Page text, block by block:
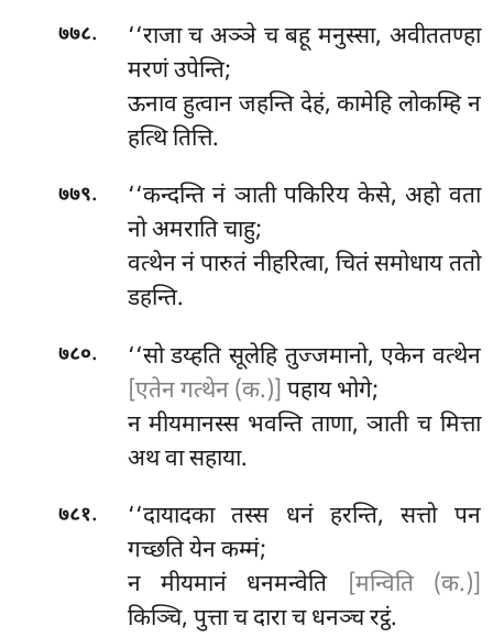
७७८.
‘‘राजा च अञ्ञे च बहू मनुस्सा, अवीततण्हा
मरणं उपेन्ति;
ऊनाव हुत्वान जहन्ति देहं, कामेहि लोकम्हि न
हत्थि तित्ति.
७७९. ‘‘कन्दन्तिनं ञाती पकिरिय केसे, अहो वता
नो अमराति चाहु;
वत्थेन नं पारुतं नीहरित्वा, चितं समोधाय ततो
डहन्ति.
७८०.
‘‘सो डय्हति सूलेहि तुज्जमानो, एकेन वत्थेन
[एतेन गत्थेन (क.)] पहाय भोगे;
न मीयमानस्स भवन्ति ताणा, ञाती च मित्ता
अथ वा सहाया.
७८१.
‘‘दायादका तस्स धनं हरन्ति, सत्तो पन
गच्छति येन कम्मं;
न मीयमानं धनमन्वेति
[मन्विति (क.)]
किञ्चि, पुत्ता च दारा च धनञ्च रट्ठं.